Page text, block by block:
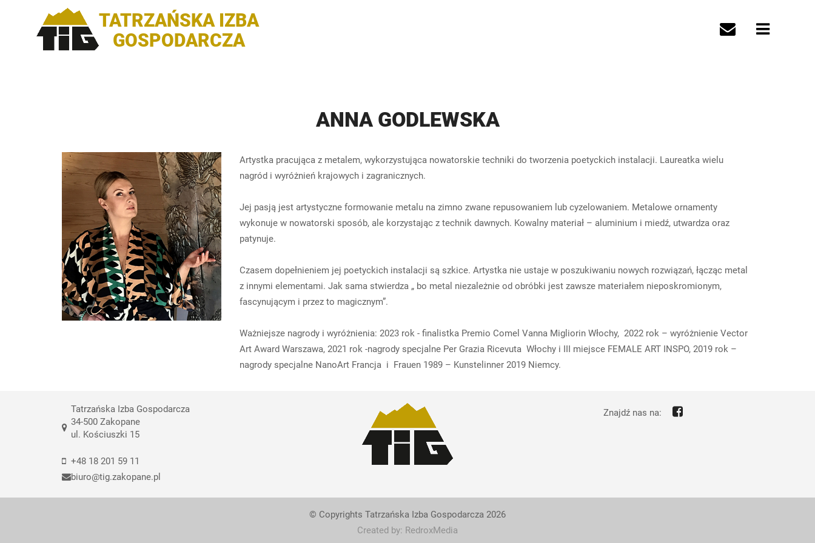
TATRZAŃSKA IZBA
GOSPODARCZA
ANNA GODLEWSKA
Artystka pracująca z metalem, wykorzystująca nowatorskie techniki do tworzenia poetyckich instalacji. Laureatka wielu
nagród i wyróżnień krajowych i zagranicznych.
Jej pasją jest artystyczne formowanie metalu na zimno zwane repusowaniem lub cyzelowaniem. Metalowe ornamenty
wykonuje w nowatorski sposób, ale korzystając z technik dawnych. Kowalny materiał – aluminium i miedź, utwardza oraz
patynuje.
Czasem dopełnieniem jej poetyckich instalacji są szkice. Artystka nie ustaje w poszukiwaniu nowych rozwiązań, łącząc metal
z innymi elementami. Jak sama stwierdza „ bo metal niezależnie od obróbki jest zawsze materiałem nieposkromionym,
fascynującym i przez to magicznym”.
Ważniejsze nagrody i wyróżnienia: 2023 rok - finalistka Premio Comel Vanna Migliorin Włochy, 2022 rok – wyróżnienie Vector
Art Award Warszawa, 2021 rok -nagrody specjalne Per Grazia Ricevuta Włochy i III miejsce FEMALE ART INSPO, 2019 rok –
nagrody specjalne NanoArt Francja i Frauen 1989 – Kunstelinner 2019 Niemcy.
Tatrzańska Izba Gospodarcza
34-500 Zakopane
ul. Kościuszki 15
+48 18 201 59 11
biuro@tig.zakopane.pl
Znajdź nas na:
© Copyrights Tatrzańska Izba Gospodarcza 2026
Created by: RedroxMedia